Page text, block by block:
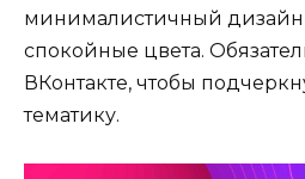
минималистичный дизайн
спокойные цвета.
ВКонтакте, чтобы
тематику.